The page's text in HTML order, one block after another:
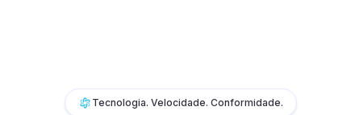
Tecnologia. Velocidade. Conformidade.